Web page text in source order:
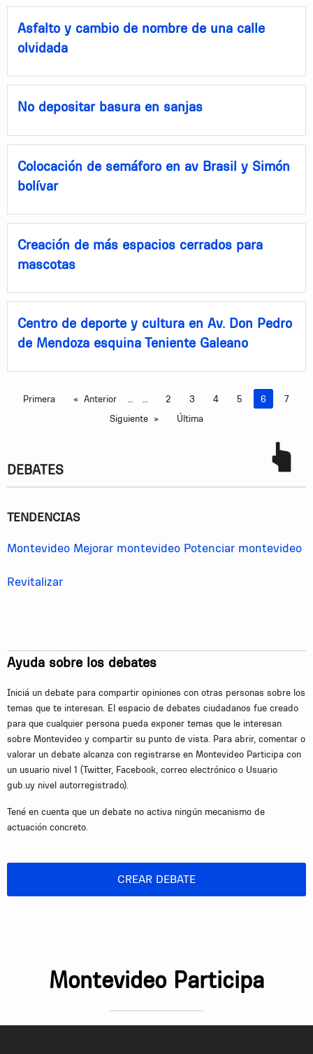
Asfalto y cambio de nombre de una calle
olvidada
No depositar basura en sanjas
Colocación de semáforo en av Brasil y Simón
bolívar
Creación de más espacios cerrados para
mascotas
Centro de deporte y cultura en Av. Don Pedro
de Mendoza esquina Teniente Galeano
Primera Anterior 2 3 4 5 Estás en la
6
7
Siguiente
Última
DEBATES
TENDENCIAS
Montevideo Mejorar montevideo Potenciar montevideo
Revitalizar
Ayuda sobre los debates
Iniciá un debate para compartir opiniones con otras personas sobre los
temas que te interesan. El espacio de debates ciudadanos fue creado
para que cualquier persona pueda exponer temas que le interesan
sobre Montevideo y compartir su punto de vista. Para abrir, comentar o
valorar un debate alcanza con registrarse en Montevideo Participa con
un usuario nivel 1 (Twitter, Facebook, correo electrónico o Usuario
gub.uy nivel autorregistrado).
Tené en cuenta que un debate no activa ningún mecanismo de
actuación concreto.
CREAR DEBATE
Montevideo Participa